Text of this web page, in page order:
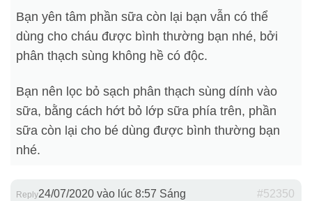
Bạn yên tâm phần sữa còn lại bạn vẫn có thể
dùng cho cháu được bình thường bạn nhé, bởi
phân thạch sùng không hề có độc.
Bạn nên lọc bỏ sạch phân thạch sùng dính vào
sữa, bằng cách hớt bỏ lớp sữa phía trên, phần
sữa còn lại cho bé dùng được bình thường bạn
nhé.
24/07/2020 vào lúc 8:57 Sáng #52350
Reply